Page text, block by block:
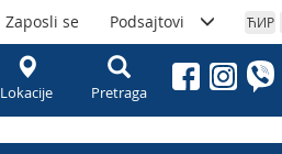
Lokacije Pretraga
Zaposli se Podsajtovi ЋИР